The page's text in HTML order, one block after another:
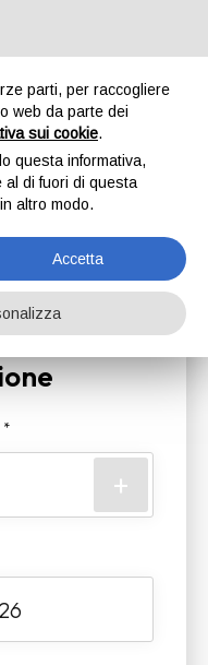
posto
di
*
+
parti, per raccogliere
web da parte dei
sui cookie.
questa informativa,
al di fuori di questa
altro modo.
Accetta